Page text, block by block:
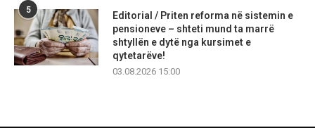
5
Editorial / Priten reforma në sistemin e
pensioneve – shteti mund ta marrë
shtyllën e dytë nga kursimet e
qytetarëve!
03.08.2026 15:00